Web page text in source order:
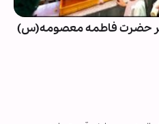
حضرت فاطمه معصومه(س)